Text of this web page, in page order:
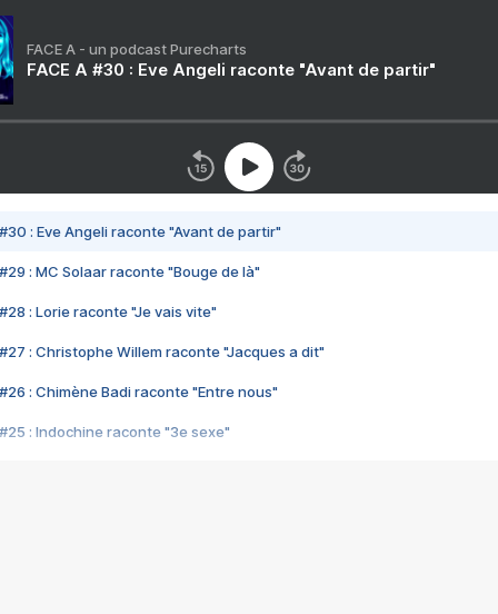
FACE A - un podcast Purecharts
FACE A #30 : Eve Angeli raconte "Avant de partir"
#30 : Eve Angeli raconte "Avant de partir"
#29 : MC Solaar raconte "Bouge de là"
#28 : Lorie raconte "Je vais vite"
#27 : Christophe Willem raconte "Jacques a dit"
#26 : Chimène Badi raconte "Entre nous"
#25 : Indochine raconte "3e sexe"